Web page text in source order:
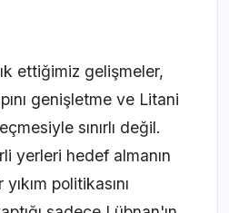
ettiğimiz gelişmeler,
genişletme ve Litani
sınırlı değil.
yerleri hedef almanın
politikasını